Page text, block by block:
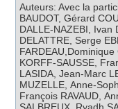
​Auteurs: Avec la
BAUDOT, Gérard
DALLE-NAZEBI, Ivan
DELATTRE, Serge
KORFF-SAUSSE,
LASIDA, Jean-Marc
MUZELLE, Anne-
François RAVAUD,
SALBREUX, Ryadh